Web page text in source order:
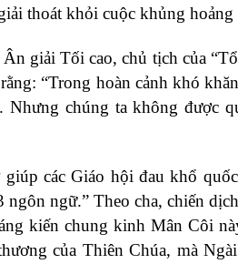
thoát khỏi cuộc khủng
giải Tối cao, chủ tịch của
“Trong hoàn cảnh khó
chúng ta không được
các Giáo hội đau khổ
ngôn ngữ.” Theo cha, chiến
kiến ​​chung kinh Mân Côi
của Thiên Chúa, mà